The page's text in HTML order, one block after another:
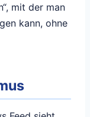
mit der man
kann, ohne